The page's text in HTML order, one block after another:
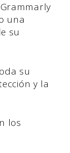
una
su
su
y la
los